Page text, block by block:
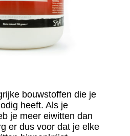
bouwstoffen die je
heeft. Als je
je meer eiwitten dan
er dus voor dat je elke